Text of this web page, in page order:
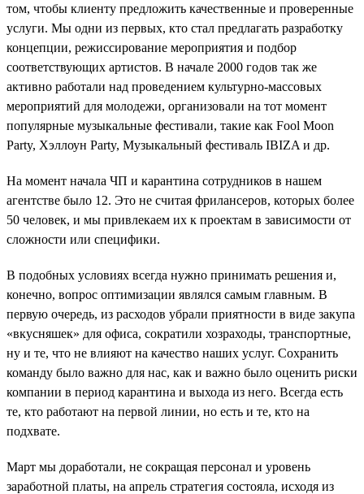
том, чтобы клиенту предложить качественные и проверенные
услуги. Мы одни из первых, кто стал предлагать разработку
концепции, режиссирование мероприятия и подбор
соответствующих артистов. В начале 2000 годов так же
активно работали над проведением культурно-массовых
мероприятий для молодежи, организовали на тот момент
популярные музыкальные фестивали, такие как Fool Moon
Party, Хэллоун Party, Музыкальный фестиваль IBIZA и др.
На момент начала ЧП и карантина сотрудников в нашем
агентстве было 12. Это не считая фрилансеров, которых более
50 человек, и мы привлекаем их к проектам в зависимости от
сложности или специфики.
В подобных условиях всегда нужно принимать решения и,
конечно, вопрос оптимизации являлся самым главным. В
первую очередь, из расходов убрали приятности в виде закупа
«вкусняшек» для офиса, сократили хозраходы, транспортные,
ну и те, что не влияют на качество наших услуг. Сохранить
команду было важно для нас, как и важно было оценить риски
компании в период карантина и выхода из него. Всегда есть
те, кто работают на первой линии, но есть и те, кто на
подхвате.
Март мы доработали, не сокращая персонал и уровень
заработной платы, на апрель стратегия состояла, исходя из